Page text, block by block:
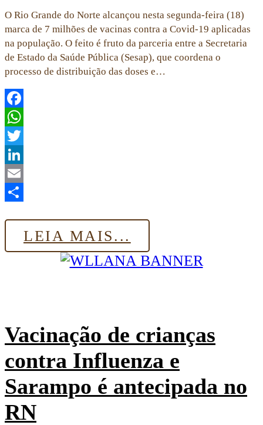
O Rio Grande do Norte alcançou nesta segunda-feira (18)
marca de 7 milhões de vacinas contra a Covid-19 aplicadas
na população. O feito é fruto da parceria entre a Secretaria
de Estado da Saúde Pública (Sesap), que coordena o
processo de distribuição das doses e…
Facebook
WhatsApp
Twitter
LinkedIn
Email
LEIA MAIS...
Vacinação de crianças
contra Influenza e
Sarampo é antecipada no
RN